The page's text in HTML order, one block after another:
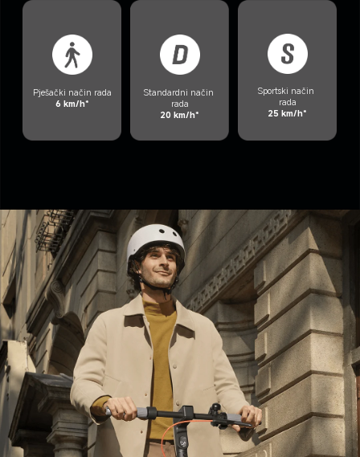
Pješački način rada
6 km/h*
Standardni način
rada
20 km/h*
Sportski način
rada
25 km/h*